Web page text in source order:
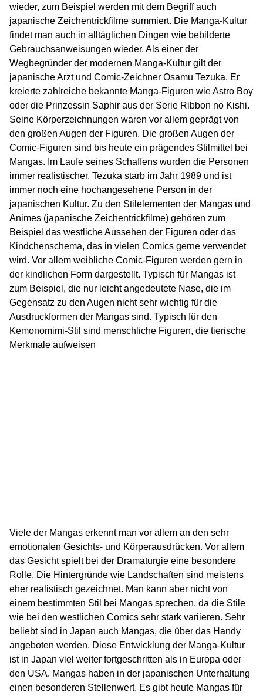
wieder, zum Beispiel werden mit dem Begriff auch
japanische Zeichentrickfilme summiert. Die Manga-Kultur
findet man auch in alltäglichen Dingen wie bebilderte
Gebrauchsanweisungen wieder. Als einer der
Wegbegründer der modernen Manga-Kultur gilt der
japanische Arzt und Comic-Zeichner Osamu Tezuka. Er
kreierte zahlreiche bekannte Manga-Figuren wie Astro Boy
oder die Prinzessin Saphir aus der Serie Ribbon no Kishi.
Seine Körperzeichnungen waren vor allem geprägt von
den großen Augen der Figuren. Die großen Augen der
Comic-Figuren sind bis heute ein prägendes Stilmittel bei
Mangas. Im Laufe seines Schaffens wurden die Personen
immer realistischer. Tezuka starb im Jahr 1989 und ist
immer noch eine hochangesehene Person in der
japanischen Kultur. Zu den Stilelementen der Mangas und
Animes (japanische Zeichentrickfilme) gehören zum
Beispiel das westliche Aussehen der Figuren oder das
Kindchenschema, das in vielen Comics gerne verwendet
wird. Vor allem weibliche Comic-Figuren werden gern in
der kindlichen Form dargestellt. Typisch für Mangas ist
zum Beispiel, die nur leicht angedeutete Nase, die im
Gegensatz zu den Augen nicht sehr wichtig für die
Ausdruckformen der Mangas sind. Typisch für den
Kemonomimi-Stil sind menschliche Figuren, die tierische
Merkmale aufweisen
Viele der Mangas erkennt man vor allem an den sehr
emotionalen Gesichts- und Körperausdrücken. Vor allem
das Gesicht spielt bei der Dramaturgie eine besondere
Rolle. Die Hintergründe wie Landschaften sind meistens
eher realistisch gezeichnet. Man kann aber nicht von
einem bestimmten Stil bei Mangas sprechen, da die Stile
wie bei den westlichen Comics sehr stark variieren. Sehr
beliebt sind in Japan auch Mangas, die über das Handy
angeboten werden. Diese Entwicklung der Manga-Kultur
ist in Japan viel weiter fortgeschritten als in Europa oder
den USA. Mangas haben in der japanischen Unterhaltung
einen besonderen Stellenwert. Es gibt heute Mangas für